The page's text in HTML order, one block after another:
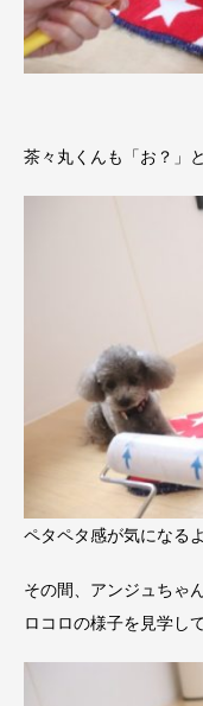
茶々丸くんも「お？」
ペタペタ感が気になる
その間、アンジュちゃ
ロコロの様子を見学し